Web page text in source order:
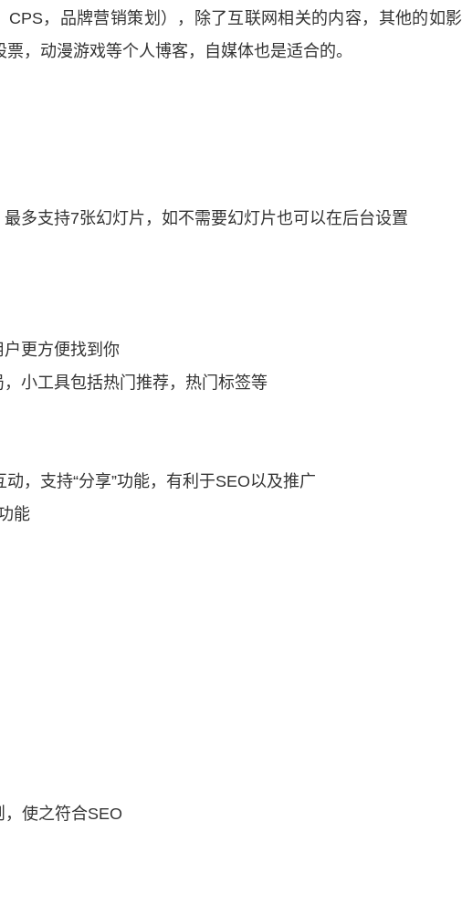
，品牌营销策划），除了互联网相关的内容，其他的如影
，动漫游戏等个人博客，自媒体也是适合的。
多支持7张幻灯片，如不需要幻灯片也可以在后台设置
更方便找到你
小工具包括热门推荐，热门标签等
，支持“分享”功能，有利于SEO以及推广
能
使之符合SEO